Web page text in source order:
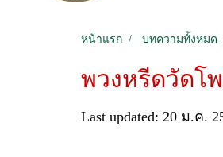
หน้าแรก บทความทั้งหมด
พวงหรีดวัดโ
Last updated: 20 ม.ค.